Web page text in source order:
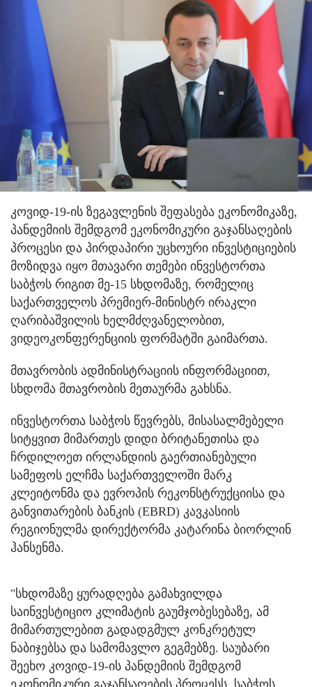
კოვიდ-19-ის ზეგავლენის შეფასება ეკონომიკაზე,
პანდემიის შემდგომ ეკონომიკური გაჯანსაღების
პროცესი და პირდაპირი უცხოური ინვესტიციების
მოზიდვა იყო მთავარი თემები ინვესტორთა
საბჭოს რიგით მე-15 სხდომაზე, რომელიც
საქართველოს პრემიერ-მინისტრ ირაკლი
ღარიბაშვილის ხელმძღვანელობით,
ვიდეოკონფერენციის ფორმატში გაიმართა.
მთავრობის ადმინისტრაციის ინფორმაციით,
სხდომა მთავრობის მეთაურმა გახსნა.
ინვესტორთა საბჭოს წევრებს, მისასალმებელი
სიტყვით მიმართეს დიდი ბრიტანეთისა და
ჩრდილოეთ ირლანდიის გაერთიანებული
სამეფოს ელჩმა საქართველოში მარკ
კლეიტონმა და ევროპის რეკონსტრუქციისა და
განვითარების ბანკის (EBRD) კავკასიის
რეგიონულმა დირექტორმა კატარინა ბიორლინ
ჰანსენმა.
"სხდომაზე ყურადღება გამახვილდა
საინვესტიციო კლიმატის გაუმჯობესებაზე, ამ
მიმართულებით გადადგმულ კონკრეტულ
ნაბიჯებსა და სამომავლო გეგმებზე. საუბარი
შეეხო კოვიდ-19-ის პანდემიის შემდგომ